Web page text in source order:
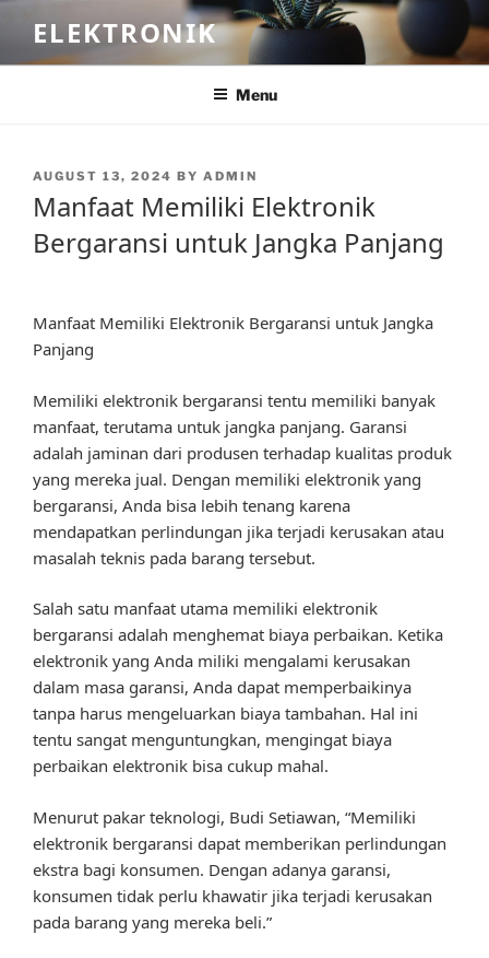
content
ELEKTRONIK
Menu
POSTED
AUGUST 13, 2024 BY ADMIN
Manfaat Memiliki Elektronik
Bergaransi untuk Jangka Panjang
Manfaat Memiliki Elektronik Bergaransi untuk Jangka
Panjang
Memiliki elektronik bergaransi tentu memiliki banyak
manfaat, terutama untuk jangka panjang. Garansi
adalah jaminan dari produsen terhadap kualitas produk
yang mereka jual. Dengan memiliki elektronik yang
bergaransi, Anda bisa lebih tenang karena
mendapatkan perlindungan jika terjadi kerusakan atau
masalah teknis pada barang tersebut.
Salah satu manfaat utama memiliki elektronik
bergaransi adalah menghemat biaya perbaikan. Ketika
elektronik yang Anda miliki mengalami kerusakan
dalam masa garansi, Anda dapat memperbaikinya
tanpa harus mengeluarkan biaya tambahan. Hal ini
tentu sangat menguntungkan, mengingat biaya
perbaikan elektronik bisa cukup mahal.
Menurut pakar teknologi, Budi Setiawan, “Memiliki
elektronik bergaransi dapat memberikan perlindungan
ekstra bagi konsumen. Dengan adanya garansi,
konsumen tidak perlu khawatir jika terjadi kerusakan
pada barang yang mereka beli.”